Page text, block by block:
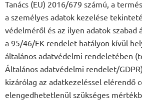
Tanács (EU) 2016/679 számú, a
a személyes adatok kezelése
védelméről és az ilyen adatok szabad
a 95/46/EK rendelet hatályon kívül
általános adatvédelmi rendeletében
Általános adatvédelmi rendelet/
kizárólag az adatkezeléssel elérendő
elengedhetetlenül szükséges